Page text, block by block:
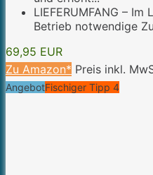
LIEFERUMFANG –
Betrieb notwendige
69,95 EUR
Zu Amazon* Preis inkl.
AngebotFischiger Tipp 4